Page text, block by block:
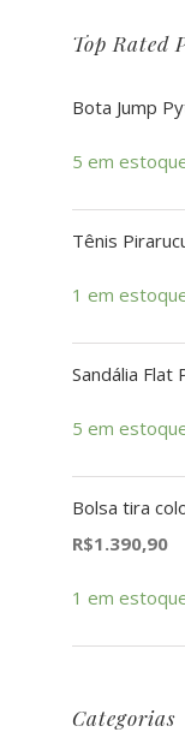
Top Rated
Bota Jump
5 em
Tênis
1 em
Sandália Flat
5 em
Bolsa tira
R$1.390,90
1 em
Categorias